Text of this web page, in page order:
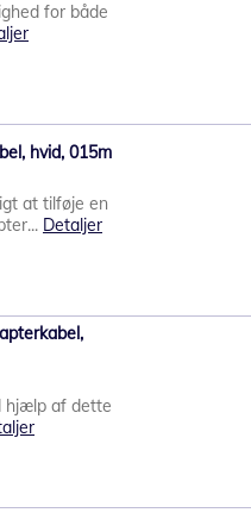
for både
hvid, 015m
at tilføje en
Detaljer
hjælp af dette